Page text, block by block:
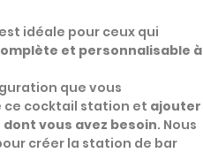
idéale pour ceux qui
et personnalisable à
que vous
ce cocktail station et ajouter
vous avez besoin. Nous
créer la station de bar